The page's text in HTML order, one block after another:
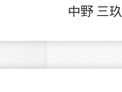
中野 三玖